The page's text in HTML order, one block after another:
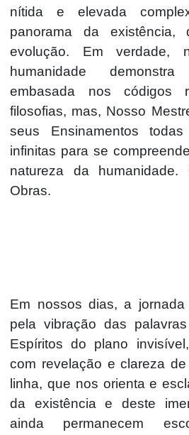
nítida e elevada
panorama da existência,
evolução. Em
humanidade
embasada nos códigos
filosofias, mas, Nosso
seus Ensinamentos
infinitas para se
natureza da
Obras.
Em nossos dias, a
pela vibração das
Espíritos do plano
com revelação e clareza
linha, que nos orienta e
da existência e deste
ainda permanecem